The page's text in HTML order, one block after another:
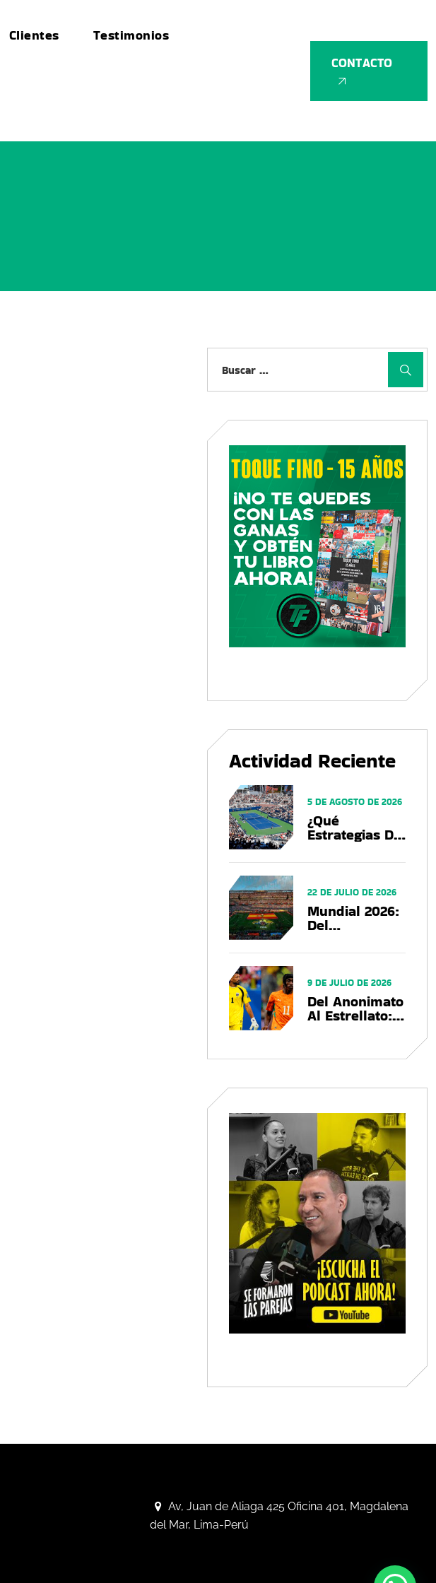
Clientes Testimonios
CONTACTO
Actividad Reciente
¿Qué
Estrategias De
Están
Marcas En El
US Open 2026?
5 DE AGOSTO DE 2026
Mundial 2026:
Del
Negocio, El
Deja La Copa
Del Mundo
22 DE JULIO DE 2026
Del Anonimato
Al Estrellato:
Convierte
Marcas
9 DE JULIO DE 2026
Av, Juan de Aliaga 425 Oficina 401, Magdalena
del Mar, Lima-Perú